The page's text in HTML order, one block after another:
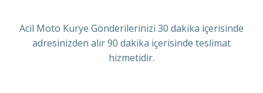
Acil Moto Kurye Gönderilerinizi 30 dakika içerisinde
adresinizden alır 90 dakika içerisinde teslimat
hizmetidir.